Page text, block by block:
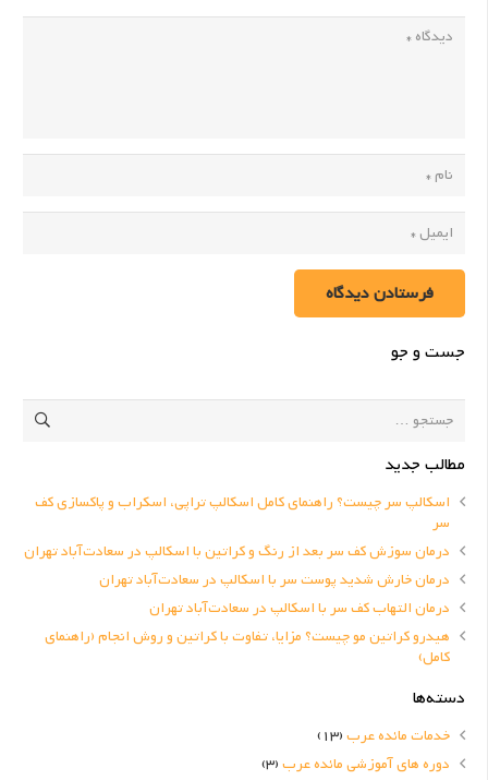
جست و جو
مطالب جدید
اسکالپ سر چیست؟ راهنمای کامل اسکالپ تراپی، اسکراب و پاکسازی کف
سر
درمان سوزش کف سر بعد از رنگ و کراتین با اسکالپ در سعادت‌آباد تهران
درمان خارش شدید پوست سر با اسکالپ در سعادت‌آباد تهران
درمان التهاب کف سر با اسکالپ در سعادت‌آباد تهران
هیدرو کراتین مو چیست؟ مزایا، تفاوت با کراتین و روش انجام (راهنمای
کامل)
دسته‌ها
خدمات مائده عرب(13)
دوره های آموزشی مائده عرب(3)
فرستادن دیدگاه